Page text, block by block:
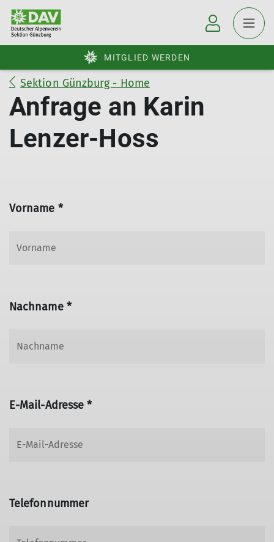
MITGLIED WERDEN
Sektion Günzburg - Home
Anfrage an Karin
Lenzer-Hoss
Vorname *
Nachname *
E-Mail-Adresse *
Telefonnummer